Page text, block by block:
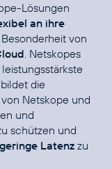
Lösungen
an ihre
von
. Netskopes
die
Netskope und
und
schützen und
Latenz zu